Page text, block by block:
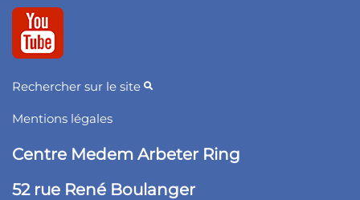
Rechercher sur le site
Mentions légales
Centre Medem Arbeter Ring
52 rue René Boulanger